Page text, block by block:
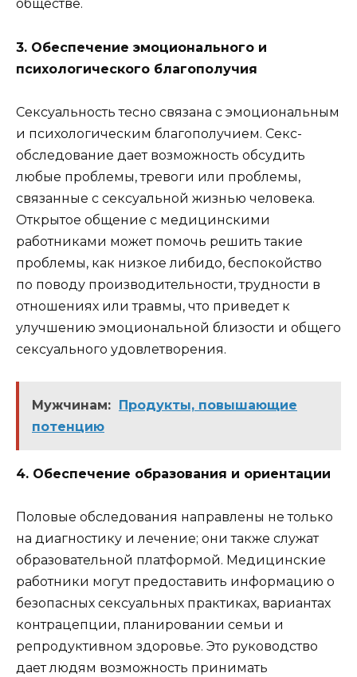
обществе.
3. Обеспечение эмоционального и
психологического благополучия
Сексуальность тесно связана с эмоциональным
и психологическим благополучием. Секс-
обследование дает возможность обсудить
любые проблемы, тревоги или проблемы,
связанные с сексуальной жизнью человека.
Открытое общение с медицинскими
работниками может помочь решить такие
проблемы, как низкое либидо, беспокойство
по поводу производительности, трудности в
отношениях или травмы, что приведет к
улучшению эмоциональной близости и общего
сексуального удовлетворения.
Мужчинам: Продукты, повышающие
потенцию
4. Обеспечение образования и ориентации
Половые обследования направлены не только
на диагностику и лечение; они также служат
образовательной платформой. Медицинские
работники могут предоставить информацию о
безопасных сексуальных практиках, вариантах
контрацепции, планировании семьи и
репродуктивном здоровье. Это руководство
дает людям возможность принимать